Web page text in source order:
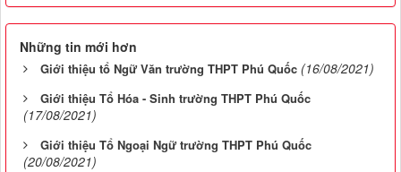
Những tin mới hơn
Giới thiệu tổ Ngữ Văn trường THPT Phú Quốc (16/08/2021)
Giới thiệu Tổ Hóa - Sinh trường THPT Phú Quốc
(17/08/2021)
Giới thiệu Tổ Ngoại Ngữ trường THPT Phú Quốc
(20/08/2021)